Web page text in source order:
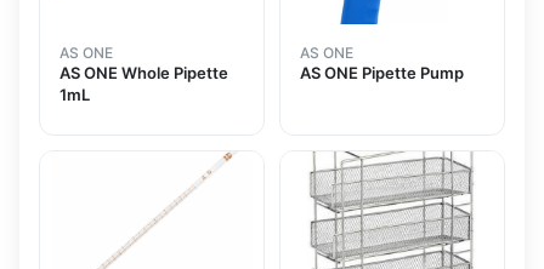
AS ONE
AS ONE Whole Pipette
1mL
AS ONE
AS ONE Pipette Pump